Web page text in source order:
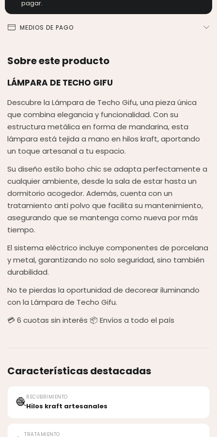
pagar.
MEDIOS DE PAGO
Sobre este producto
LÁMPARA DE TECHO GIFU
Descubre la Lámpara de Techo Gifu, una pieza única
que combina elegancia y funcionalidad. Con su
estructura metálica en forma de mandarina, esta
lámpara está tejida a mano en hilos kraft, aportando
un toque artesanal a tu espacio.
Su diseño estilo boho chic se adapta perfectamente a
cualquier ambiente, desde la sala de estar hasta un
dormitorio acogedor. Además, cuenta con un
tratamiento anti polvo que facilita su mantenimiento,
asegurando que se mantenga como nueva por más
tiempo.
El sistema eléctrico incluye componentes de porcelana
y metal, garantizando no solo seguridad, sino también
durabilidad.
No te pierdas la oportunidad de decorear iluminando
con la Lámpara de Techo Gifu.
💳 6 cuotas sin interés 📦 Envíos a todo el país
Características destacadas
🧶RECUBRIMIENTO
Hilos kraft artesanales
TRATAMIENTO